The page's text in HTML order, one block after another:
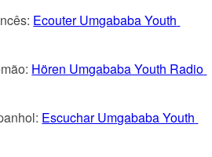
Ecouter Umgababa Youth
Hören Umgababa Youth Radio
Escuchar Umgababa Youth